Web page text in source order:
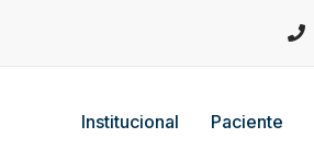
Institucional Paciente